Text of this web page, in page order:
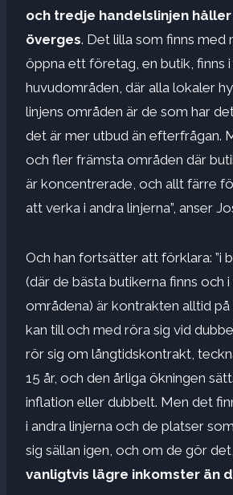
och tredje handelslinjen
överges. Det lilla som finns med
öppna ett företag, en butik, finns
huvudområden, där alla lokaler
linjens områden är de som har
det är mer utbud än efterfrågan.
och fler främsta områden där
är koncentrerade, och allt färre
att verka i andra linjerna”, anser
Och han fortsätter att förklara: ”i
(där de bästa butikerna finns och
områdena) är kontrakten alltid
kan till och med röra sig vid
rör sig om långtidskontrakt,
15 år, och den årliga ökningen
inflation eller dubbelt. Men det
i andra linjerna och de platser
sig sällan igen, och om de gör det,
vanligtvis lägre inkomster än